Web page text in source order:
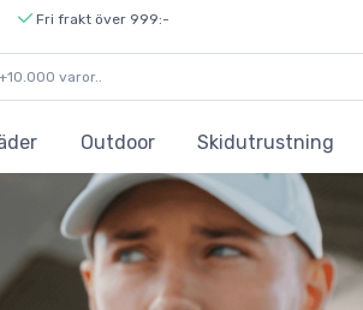
Fri frakt över 999:-
Outdoor Skidutrustning